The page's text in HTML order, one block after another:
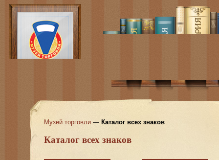
Музей торговли — Каталог всех знаков
Каталог всех знаков